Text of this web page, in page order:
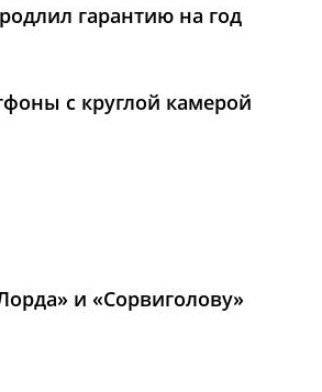
гарантию на год
с круглой камерой
и «Сорвиголову»